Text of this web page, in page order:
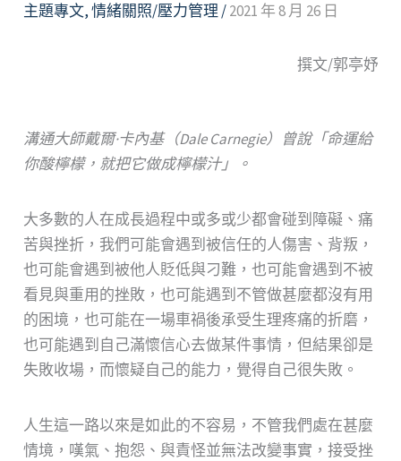
主題專文,情緒關照/壓力管理 /2021 年 8 月 26 日
撰文/郭亭妤
溝通大師戴爾·卡內基（Dale Carnegie）曾說「命運給
你酸檸檬，就把它做成檸檬汁」。
大多數的人在成長過程中或多或少都會碰到障礙、痛
苦與挫折，我們可能會遇到被信任的人傷害、背叛，
也可能會遇到被他人貶低與刁難，也可能會遇到不被
看見與重用的挫敗，也可能遇到不管做甚麼都沒有用
的困境，也可能在一場車禍後承受生理疼痛的折磨，
也可能遇到自己滿懷信心去做某件事情，但結果卻是
失敗收場，而懷疑自己的能力，覺得自己很失敗。
人生這一路以來是如此的不容易，不管我們處在甚麼
情境，嘆氣、抱怨、與責怪並無法改變事實，接受挫